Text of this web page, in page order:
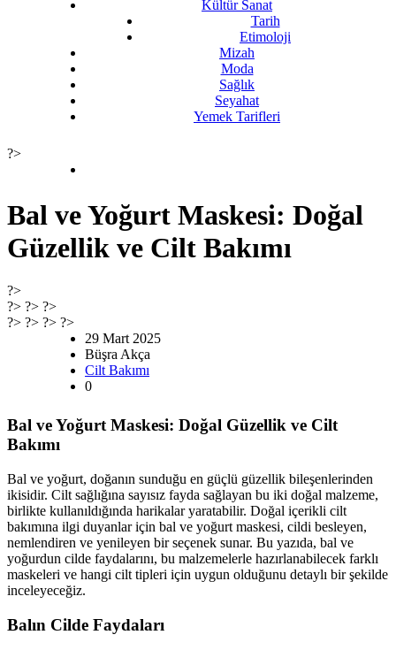
Kültür Sanat
Tarih
Etimoloji
Mizah
Moda
Sağlık
Seyahat
Yemek Tarifleri
?>
Bal ve Yoğurt Maskesi: Doğal
Güzellik ve Cilt Bakımı
?>
?> ?> ?>
?> ?> ?> ?>
29 Mart 2025
Büşra Akça
Cilt Bakımı
0
Bal ve Yoğurt Maskesi: Doğal Güzellik ve Cilt
Bakımı
Bal ve yoğurt, doğanın sunduğu en güçlü güzellik bileşenlerinden
ikisidir. Cilt sağlığına sayısız fayda sağlayan bu iki doğal malzeme,
birlikte kullanıldığında harikalar yaratabilir. Doğal içerikli cilt
bakımına ilgi duyanlar için bal ve yoğurt maskesi, cildi besleyen,
nemlendiren ve yenileyen bir seçenek sunar. Bu yazıda, bal ve
yoğurdun cilde faydalarını, bu malzemelerle hazırlanabilecek farklı
maskeleri ve hangi cilt tipleri için uygun olduğunu detaylı bir şekilde
inceleyeceğiz.
Balın Cilde Faydaları